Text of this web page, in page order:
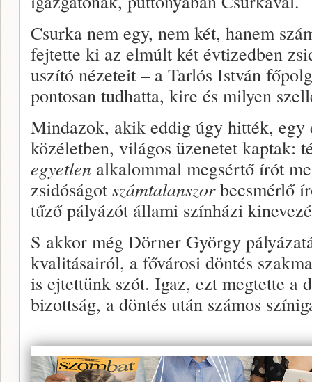
Csurka nem egy, nem két, hanem
fejtette ki az elmúlt két évtizedben
uszító nézeteit – a Tarlós István
pontosan tudhatta, kire és milyen
Mindazok, akik eddig úgy hitték,
közéletben, világos üzenetet kaptak:
egyetlen alkalommal megsértő írót
zsidóságot számtalanszorbecsmérlő
tűző pályázót állami színházi
S akkor még Dörner György
kvalitásairól, a fővárosi döntés
is ejtettünk szót. Igaz, ezt megtette a
bizottság, a döntés után számos